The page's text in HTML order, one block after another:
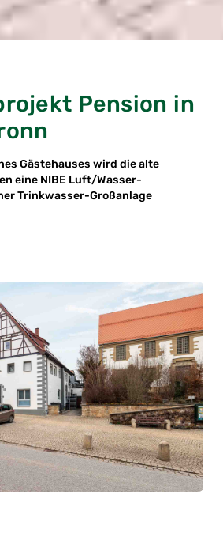
Pension in
Gästehauses wird die alte
eine NIBE Luft/Wasser-
Trinkwasser-Großanlage